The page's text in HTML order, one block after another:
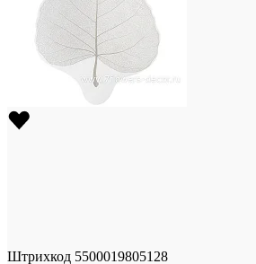
Штрихкод 5500019805128